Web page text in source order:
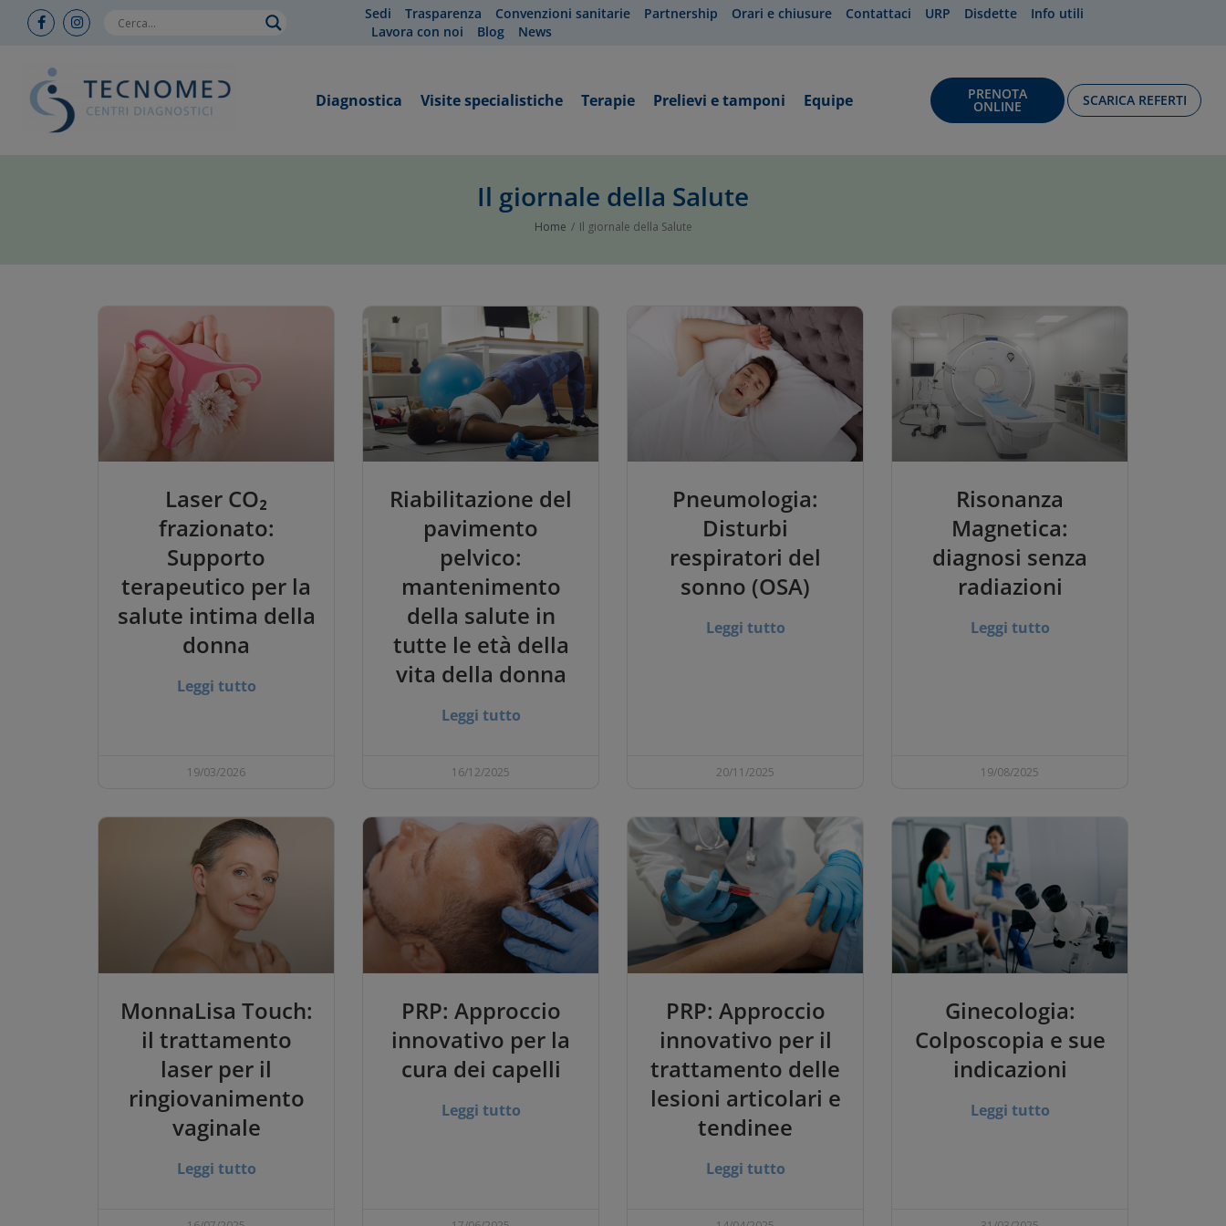
Sedi Trasparenza Convenzioni sanitarie Partnership Orari e chiusure Contattaci URP Disdette
Info utili
Lavora con noi
Blog News
Diagnostica Visite specialistiche Terapie Prelievi e tamponi Equipe PRENOTA
ONLINE SCARICA REFERTI
Il giornale della Salute
Home Il giornale della Salute
Laser CO₂
frazionato:
Supporto
terapeutico per la
salute intima della
donna
Leggi tutto
19/03/2026
Riabilitazione del
pavimento
pelvico:
mantenimento
della salute in
tutte le età della
vita della donna
Leggi tutto
16/12/2025
Pneumologia:
Disturbi
respiratori del
sonno (OSA)
Leggi tutto
20/11/2025
Risonanza
Magnetica:
diagnosi senza
radiazioni
Leggi tutto
19/08/2025
MonnaLisa Touch:
il trattamento
laser per il
ringiovanimento
vaginale
Leggi tutto
PRP: Approccio
innovativo per la
cura dei capelli
Leggi tutto
PRP: Approccio
innovativo per il
trattamento delle
lesioni articolari e
tendinee
Leggi tutto
Ginecologia:
Colposcopia e sue
indicazioni
Leggi tutto